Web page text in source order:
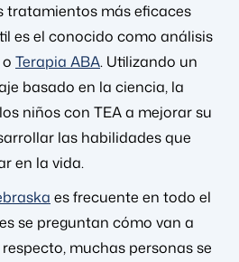
tratamientos más eficaces
es el conocido como análisis
Terapia ABA. Utilizando un
basado en la ciencia, la
niños con TEA a mejorar su
las habilidades que
en la vida.
es frecuente en todo el
se preguntan cómo van a
muchas personas se